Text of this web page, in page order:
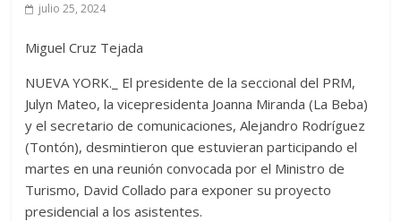
julio 25, 2024
Miguel Cruz Tejada
NUEVA YORK._ El presidente de la seccional del PRM,
Julyn Mateo, la vicepresidenta Joanna Miranda (La Beba)
y el secretario de comunicaciones, Alejandro Rodríguez
(Tontón), desmintieron que estuvieran participando el
martes en una reunión convocada por el Ministro de
Turismo, David Collado para exponer su proyecto
presidencial a los asistentes.